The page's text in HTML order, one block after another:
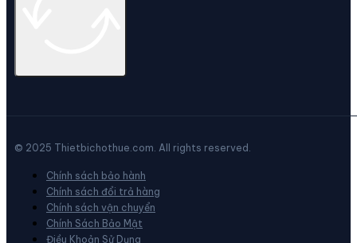
© 2025 Thietbichothue.com. All rights reserved.
Chính sách bảo hành
Chính sách đổi trả hàng
Chính sách vận chuyển
Chính Sách Bảo Mật
Điều Khoản Sử Dụng